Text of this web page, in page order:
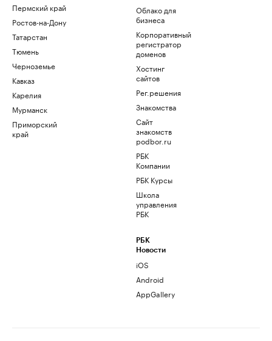
Пермский край
Ростов-на-Дону
Татарстан
Тюмень
Черноземье
Кавказ
Карелия
Мурманск
Приморский
край
Облако для
бизнеса
Корпоративный
регистратор
доменов
Хостинг
сайтов
Рег.решения
Знакомства
Сайт
знакомств
podbor.ru
РБК
Компании
РБК Курсы
Школа
управления
РБК
РБК
Новости
iOS
Android
AppGallery